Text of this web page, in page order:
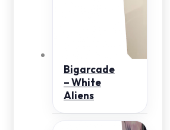
Bigarcade
– White
Aliens